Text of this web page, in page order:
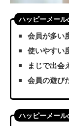
ハッピーメー
会員が多い
使いやすい
まじで出会
会員の遊び
ハッピーメー